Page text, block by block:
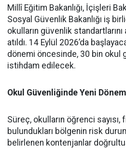
Millî Eğitim Bakanlığı, İçişleri
Sosyal Güvenlik Bakanlığı iş
okulların güvenlik
atıldı. 14 Eylül 2026’da
dönemi öncesinde, 30 bin okul
istihdam edilecek.
Okul Güvenliğinde Yeni Dönem
Süreç, okulların öğrenci sayısı,
bulundukları bölgenin risk
belirlenen kontenjanlar